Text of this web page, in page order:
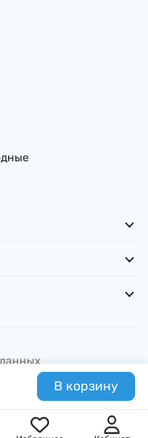
В корзину